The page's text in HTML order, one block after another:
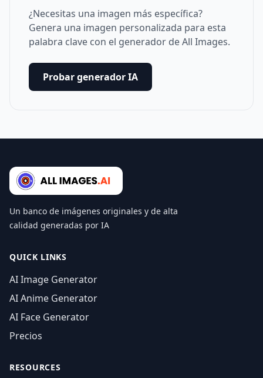
¿Necesitas una imagen más específica?
Genera una imagen personalizada para esta
palabra clave con el generador de All Images.
Probar generador IA
Un banco de imágenes originales y de alta
calidad generadas por IA
QUICK LINKS
AI Image Generator
AI Anime Generator
AI Face Generator
Precios
RESOURCES